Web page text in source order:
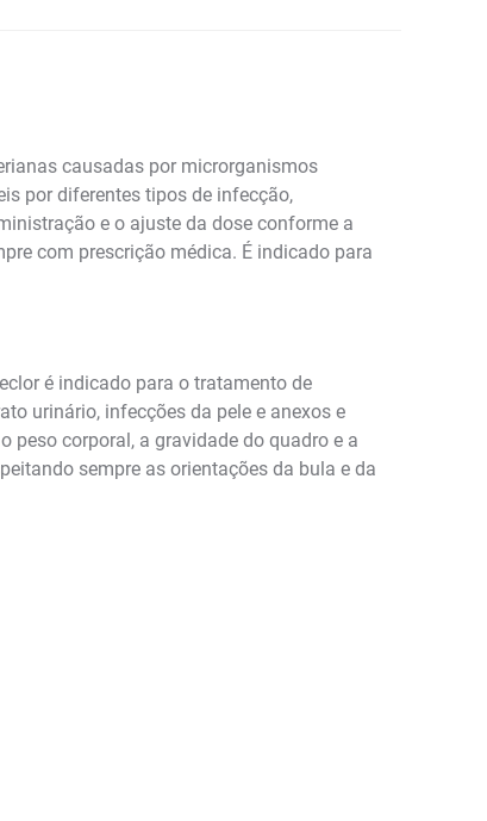
causadas por microrganismos
por diferentes tipos de infecção,
e o ajuste da dose conforme a
com prescrição médica. É indicado para
é indicado para o tratamento de
urinário, infecções da pele e anexos e
peso corporal, a gravidade do quadro e a
sempre as orientações da bula e da